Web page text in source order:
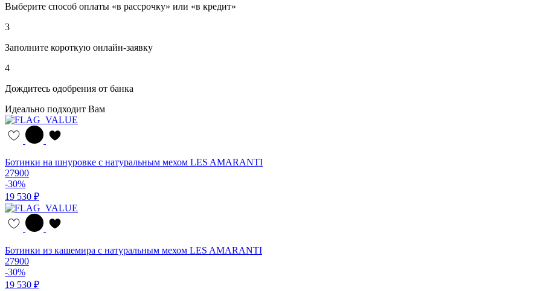
Выберите способ оплаты «в рассрочку» или «в кредит»
3
Заполните короткую онлайн-заявку
4
Дождитесь одобрения от банка
Идеально подходит Вам
Ботинки на шнуровке с натуральным мехом LES AMARANTI
27900
-30%
19 530 ₽
Ботинки из кашемира с натуральным мехом LES AMARANTI
27900
-30%
19 530 ₽